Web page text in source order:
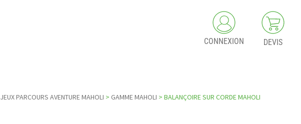
CONNEXION DEVIS
JEUX PARCOURS AVENTURE MAHOLI > GAMME MAHOLI > BALANÇOIRE SUR CORDE MAHOLI